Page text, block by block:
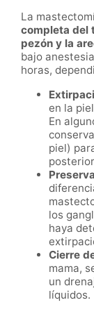
La
completa del
pezón y la
bajo
horas,
en la
En
piel)
los
haya
Cierre
mama,
un
líquidos.